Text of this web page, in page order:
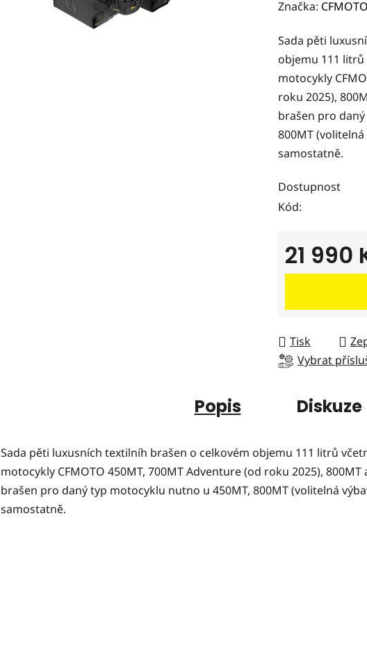
hodnocení
je
0,0
z
5
hvězdiček.
Značka: CFMOTO
Sada pěti
objemu 111
motocykly
roku 2025),
brašen pro
800MT
samostatně.
Dostupnost
Kód:
21 990
Měrná cena:
Tisk
Vybrat
Popis Diskuze
Sada pěti luxusních textilníh brašen o celkovém objemu 111 litrů
motocykly CFMOTO 450MT, 700MT Adventure (od roku 2025), 800MT
brašen pro daný typ motocyklu nutno u 450MT, 800MT (volitelná
samostatně.